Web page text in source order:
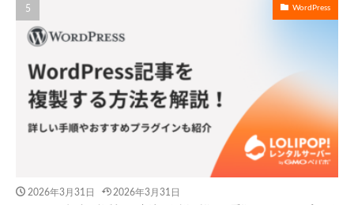
WordPress
2026年3月31日 2026年3月31日